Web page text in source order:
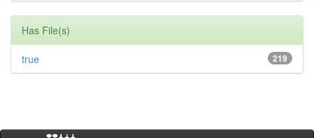
Has File(s)
219
true